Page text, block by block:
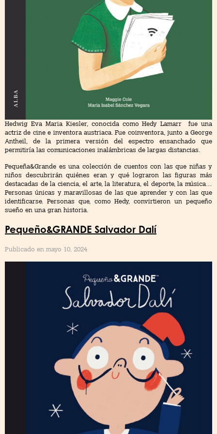
Hedwig Eva Maria Kiesler, conocida como Hedy Lamarr ​ fue una
actriz de cine e inventora austriaca. Fue coinventora, junto a George
Antheil, de la primera versión del espectro ensanchado que
permitiría las comunicaciones inalámbricas de largas distancias.
Pequeña&Grande es una colección de cuentos con las que niñas y
niños descubrirán quiénes eran y qué lograron las figuras más
destacadas de la ciencia, el arte, la literatura, el deporte, la música…
Personas únicas y maravillosas de las que aprender y con las que
identificarse. Personas que, como Hedy, convirtieron un pequeño
sueño en una gran historia.
Pequeño&GRANDE Salvador Dalí
Publicado en mayo 10, 2024